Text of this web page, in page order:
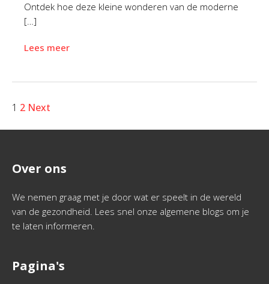
Ontdek hoe deze kleine wonderen van de moderne
[…]
Lees meer
1 2 Next
Over ons
We nemen graag met je door wat er speelt in de wereld
van de gezondheid. Lees snel onze algemene blogs om je
te laten informeren.
Pagina's